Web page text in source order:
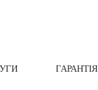
ГАРАНТІЯ